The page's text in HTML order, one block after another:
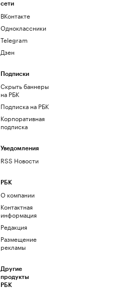
сети
ВКонтакте
Одноклассники
Telegram
Дзен
Подписки
Скрыть баннеры
на РБК
Подписка на РБК
Корпоративная
подписка
Уведомления
RSS Новости
РБК
О компании
Контактная
информация
Редакция
Размещение
рекламы
Другие
продукты
РБК